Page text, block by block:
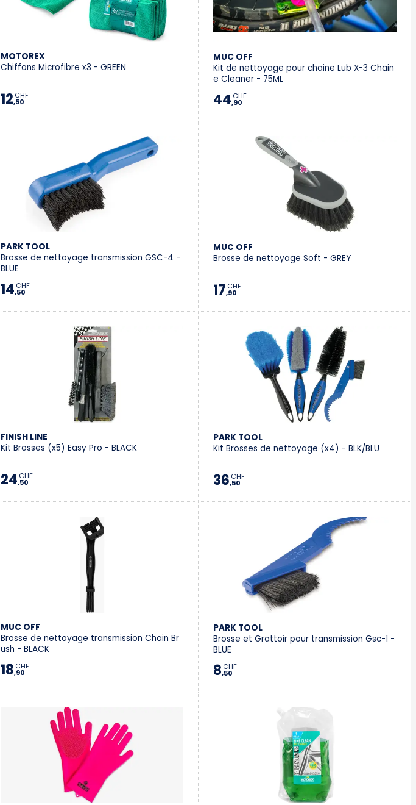
Villeneuve
Stromer Concept Store
MOTOREX
Chiffons Microfibre x3 - GREEN
12,50
CHF
MUC OFF
Kit de nettoyage pour chaine Lub X-3 Chain
e Cleaner - 75ML
44,90
CHF
PARK TOOL
Brosse de nettoyage transmission GSC-4 -
BLUE
14,50
CHF
MUC OFF
Brosse de nettoyage Soft - GREY
17,90
CHF
FINISH LINE
Kit Brosses (x5) Easy Pro - BLACK
24,50
CHF
PARK TOOL
Kit Brosses de nettoyage (x4) - BLK/BLU
36,50
CHF
MUC OFF
Brosse de nettoyage transmission Chain Br
ush - BLACK
18,90
CHF
PARK TOOL
Brosse et Grattoir pour transmission Gsc-1 -
BLUE
8,50
CHF